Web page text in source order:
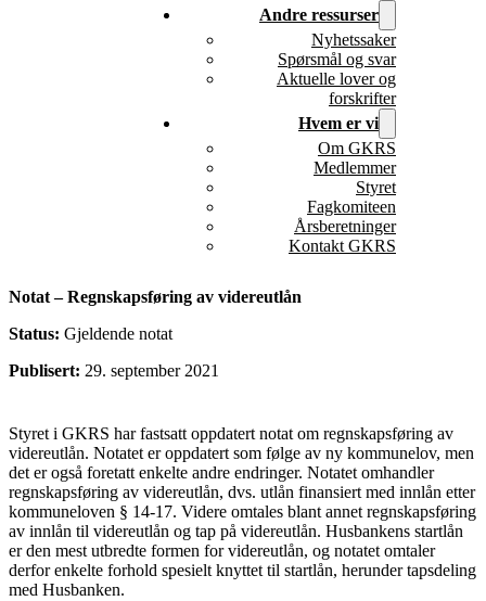
Andre ressurser
Nyhetssaker
Spørsmål og svar
Aktuelle lover og
forskrifter
Hvem er vi
Om GKRS
Medlemmer
Styret
Fagkomiteen
Årsberetninger
Kontakt GKRS
Notat – Regnskapsføring av videreutlån
Status: Gjeldende notat
Publisert: 29. september 2021
Styret i GKRS har fastsatt oppdatert notat om regnskapsføring av
videreutlån. Notatet er oppdatert som følge av ny kommunelov, men
det er også foretatt enkelte andre endringer. Notatet omhandler
regnskapsføring av videreutlån, dvs. utlån finansiert med innlån etter
kommuneloven § 14-17. Videre omtales blant annet regnskapsføring
av innlån til videreutlån og tap på videreutlån. Husbankens startlån
er den mest utbredte formen for videreutlån, og notatet omtaler
derfor enkelte forhold spesielt knyttet til startlån, herunder tapsdeling
med Husbanken.